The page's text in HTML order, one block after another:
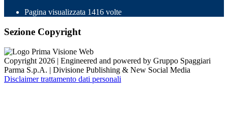
Pagina visualizzata 1416 volte
Sezione Copyright
Copyright 2026 | Engineered and powered by Gruppo Spaggiari
Parma S.p.A. | Divisione Publishing & New Social Media
Disclaimer trattamento dati personali